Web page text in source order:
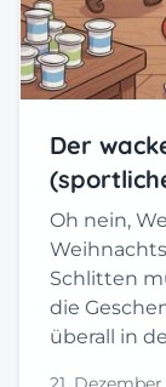
Der
Oh nein,
Schlitten
die
überall in